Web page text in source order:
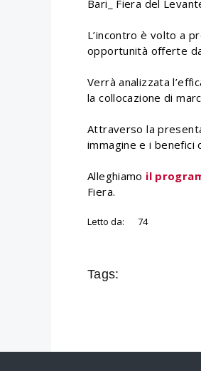
Bari_ Fiera del
L’incontro è volto a
opportunità offerte
Verrà analizzata
la collocazione di
Attraverso la
immagine e i benefici
Alleghiamo il
Fiera.
Letto da: 74
Tags: